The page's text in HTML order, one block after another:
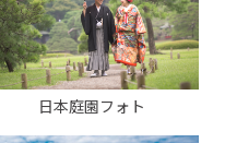
日本庭園フォト